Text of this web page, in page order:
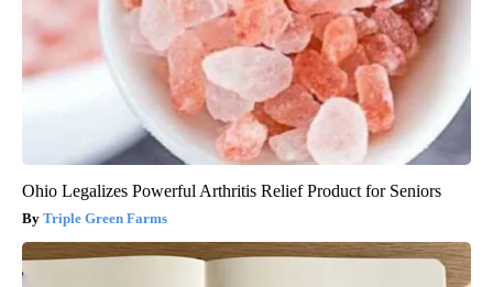
Ohio Legalizes Powerful Arthritis Relief Product for Seniors
Triple Green Farms